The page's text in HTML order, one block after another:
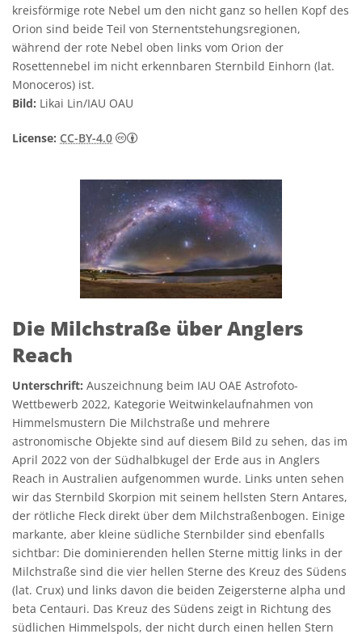
kreisförmige rote Nebel um den nicht ganz so hellen Kopf des
Orion sind beide Teil von Sternentstehungsregionen,
während der rote Nebel oben links vom Orion der
Rosettennebel im nicht erkennbaren Sternbild Einhorn (lat.
Monoceros) ist.
Bild: Likai Lin/IAU OAU
License: CC-BY-4.0 Creative Commons Namensnennung 4.0
Die Milchstraße über Anglers
Reach
Unterschrift: Auszeichnung beim IAU OAE Astrofoto-
Wettbewerb 2022, Kategorie Weitwinkelaufnahmen von
Himmelsmustern Die Milchstraße und mehrere
astronomische Objekte sind auf diesem Bild zu sehen, das im
April 2022 von der Südhalbkugel der Erde aus in Anglers
Reach in Australien aufgenommen wurde. Links unten sehen
wir das Sternbild Skorpion mit seinem hellsten Stern Antares,
der rötliche Fleck direkt über dem Milchstraßenbogen. Einige
markante, aber kleine südliche Sternbilder sind ebenfalls
sichtbar: Die dominierenden hellen Sterne mittig links in der
Milchstraße sind die vier hellen Sterne des Kreuz des Südens
(lat. Crux) und links davon die beiden Zeigersterne alpha und
beta Centauri. Das Kreuz des Südens zeigt in Richtung des
südlichen Himmelspols, der nicht durch einen hellen Stern